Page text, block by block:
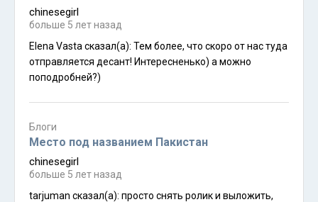
chinesegirl
больше 5 лет назад
Elena Vasta сказал(а): Тем более, что скоро от нас туда
отправляется десант! Интересненько) а можно
поподробней?)
Блоги
Место под названием Пакистан
chinesegirl
больше 5 лет назад
tarjuman сказал(а): просто снять ролик и выложить,